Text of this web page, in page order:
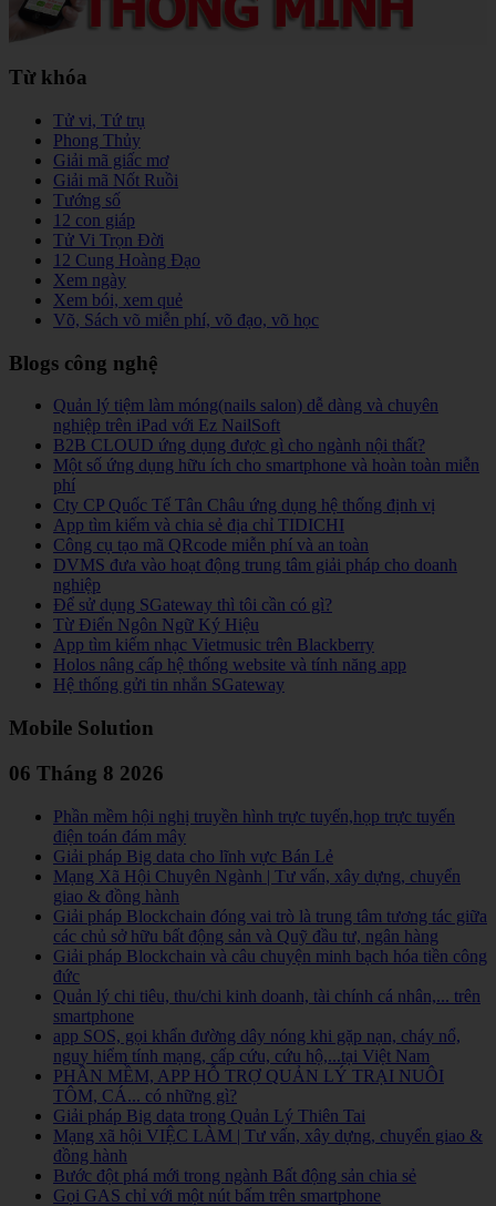
Từ khóa
Tử vi, Tứ trụ
Phong Thủy
Giải mã giấc mơ
Giải mã Nốt Ruồi
Tướng số
12 con giáp
Tử Vi Trọn Đời
12 Cung Hoàng Đạo
Xem ngày
Xem bói, xem quẻ
Võ, Sách võ miễn phí, võ đạo, võ học
Blogs công nghệ
Quản lý tiệm làm móng(nails salon) dễ dàng và chuyên
nghiệp trên iPad với Ez NailSoft
B2B CLOUD ứng dụng được gì cho ngành nội thất?
Một số ứng dụng hữu ích cho smartphone và hoàn toàn miễn
phí
Cty CP Quốc Tế Tân Châu ứng dụng hệ thống định vị
App tìm kiếm và chia sẻ địa chỉ TIDICHI
Công cụ tạo mã QRcode miễn phí và an toàn
DVMS đưa vào hoạt động trung tâm giải pháp cho doanh
nghiệp
Để sử dụng SGateway thì tôi cần có gì?
Từ Điển Ngôn Ngữ Ký Hiệu
App tìm kiếm nhạc Vietmusic trên Blackberry
Holos nâng cấp hệ thống website và tính năng app
Hệ thống gửi tin nhắn SGateway
Mobile Solution
06 Tháng 8 2026
Phần mềm hội nghị truyền hình trực tuyến,họp trực tuyến
điện toán đám mây
Giải pháp Big data cho lĩnh vực Bán Lẻ
Mạng Xã Hội Chuyên Ngành | Tư vấn, xây dựng, chuyển
giao & đồng hành
Giải pháp Blockchain đóng vai trò là trung tâm tương tác giữa
các chủ sở hữu bất động sản và Quỹ đầu tư, ngân hàng
Giải pháp Blockchain và câu chuyện minh bạch hóa tiền công
đức
Quản lý chi tiêu, thu/chi kinh doanh, tài chính cá nhân,... trên
smartphone
app SOS, gọi khẩn đường dây nóng khi gặp nạn, cháy nổ,
nguy hiểm tính mạng, cấp cứu, cứu hộ,...tại Việt Nam
PHẦN MỀM, APP HỖ TRỢ QUẢN LÝ TRẠI NUÔI
TÔM, CÁ... có những gì?
Giải pháp Big data trong Quản Lý Thiên Tai
Mạng xã hội VIỆC LÀM | Tư vấn, xây dựng, chuyển giao &
đồng hành
Bước đột phá mới trong ngành Bất động sản chia sẻ
Gọi GAS chỉ với một nút bấm trên smartphone